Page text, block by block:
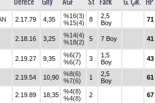
2.17.79 4,35
%16(3)
%15(4)
8
2,5
Boy
71
2.18.16 3,25
%14(4)
%18(2)
5 7 Boy 41
2.19.27 9,35
%6(7)
%6(7)
3
1,5
Boy
43
2.19.54 10,90
%8(6)
%7(6)
1
2,5
Boy
61
2.19.89 18,35
%4(8)
%4(8)
2 67